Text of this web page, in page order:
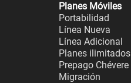
Planes Móviles
Portabilidad
Línea Nueva
Línea Adicional
Planes ilimitados
Prepago Chévere
Migración